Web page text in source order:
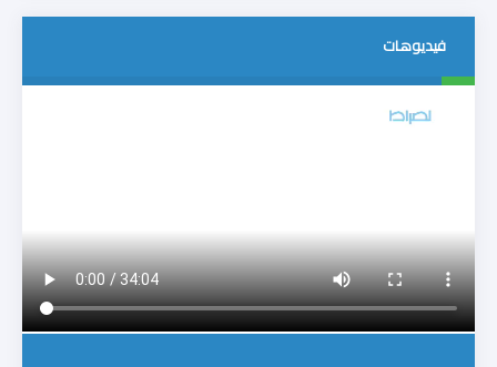
فيديوهات
متفرقات